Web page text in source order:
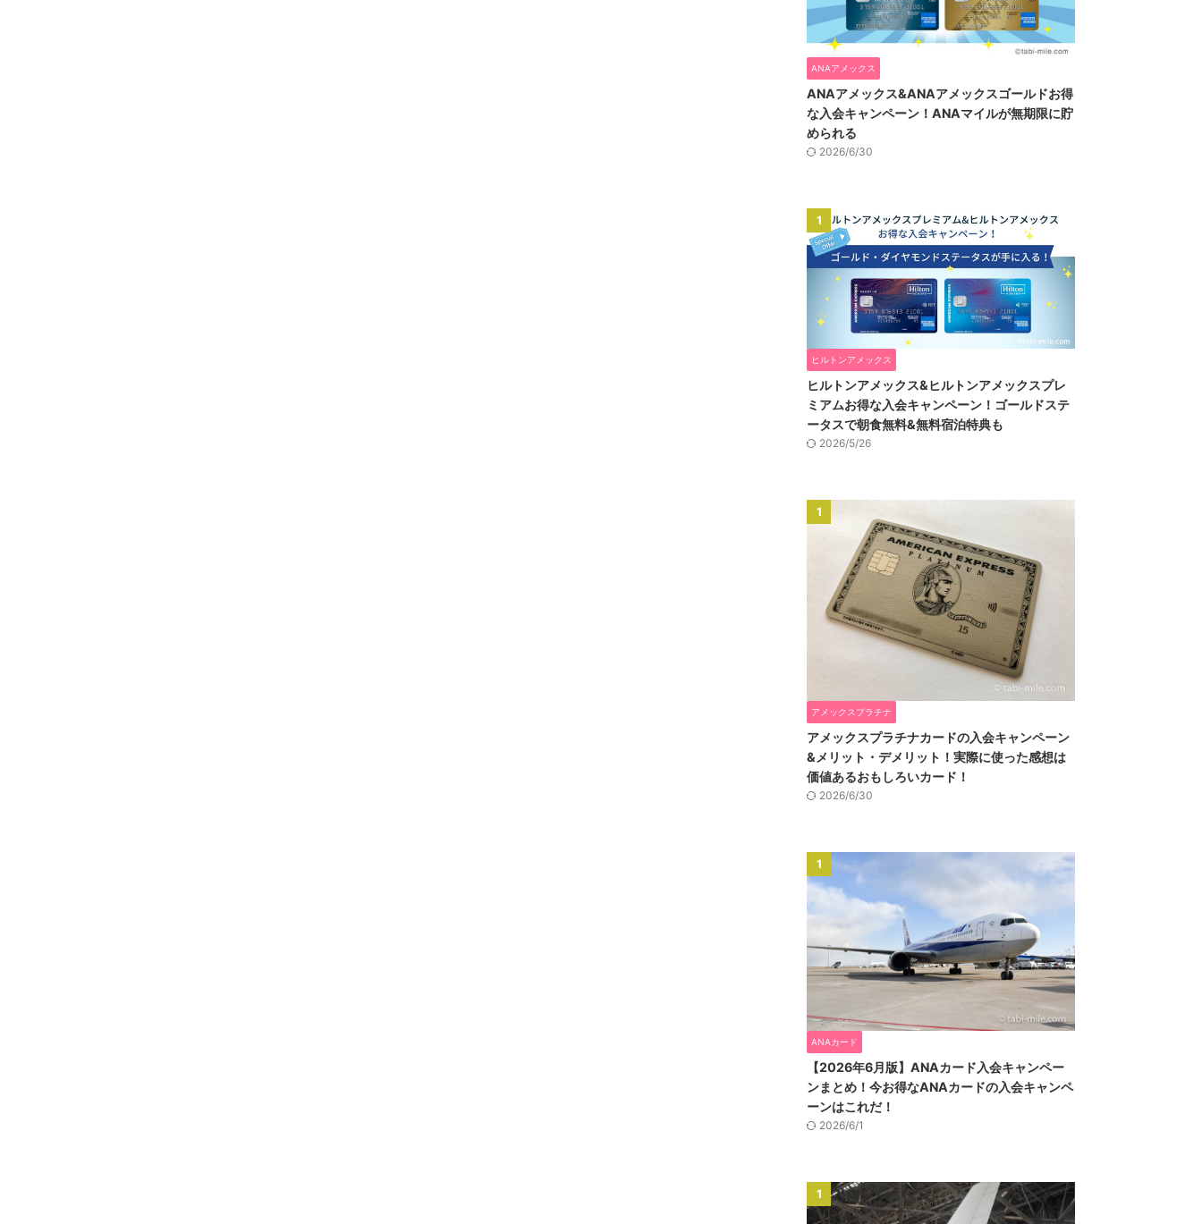
ANAアメックス
ANAアメックス&ANAアメックスゴールドお得
な入会キャンペーン！ANAマイルが無期限に貯
められる
2026/6/30
1
ヒルトンアメックス
ヒルトンアメックス&ヒルトンアメックスプレ
ミアムお得な入会キャンペーン！ゴールドステ
ータスで朝食無料&無料宿泊特典も
2026/5/26
1
アメックスプラチナ
アメックスプラチナカードの入会キャンペーン
&メリット・デメリット！実際に使った感想は
価値あるおもしろいカード！
2026/6/30
1
ANAカード
【2026年6月版】ANAカード入会キャンペー
ンまとめ！今お得なANAカードの入会キャンペ
ーンはこれだ！
2026/6/1
1